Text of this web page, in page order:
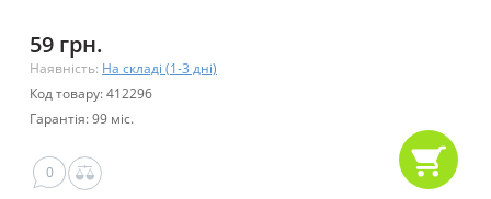
59 грн.
Наявність: На складі (1-3 дні)
Код товару: 412296
Гарантія: 99 міс.
0